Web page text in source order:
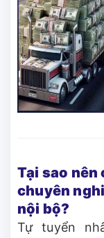
Tại sao nên
chuyên
nội bộ?
Tự tuyển